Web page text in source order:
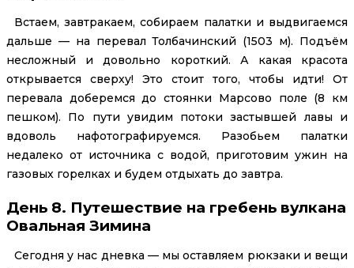
Встаем, завтракаем, собираем палатки и выдвигаемся
дальше — на перевал Толбачинский (1503 м). Подъём
несложный и довольно короткий. А какая красота
открывается сверху! Это стоит того, чтобы идти! От
перевала доберемся до стоянки Марсово поле (8 км
пешком). По пути увидим потоки застывшей лавы и
вдоволь нафотографируемся. Разобьем палатки
недалеко от источника с водой, приготовим ужин на
газовых горелках и будем отдыхать до завтра.
День 8. Путешествие на гребень вулкана
Овальная Зимина
Сегодня у нас дневка — мы оставляем рюкзаки и вещи